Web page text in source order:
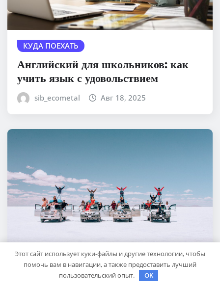
КУДА ПОЕХАТЬ
Английский для школьников: как
учить язык с удовольствием
sib_ecometal Авг 18, 2025
Этот сайт использует куки-файлы и другие технологии, чтобы
помочь вам в навигации, а также предоставить лучший
пользовательский опыт.
OK